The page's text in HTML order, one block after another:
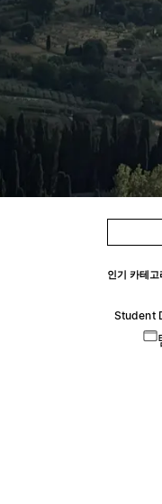
인기 카테고
Student